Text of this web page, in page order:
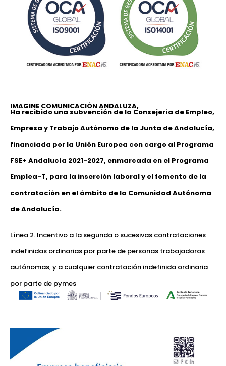
IMAGINE COMUNICACIÓN ANDALUZA,
Ha recibido una subvención de la Consejería de Empleo,
Empresa y Trabajo Autónomo de la Junta de Andalucía,
financiada por la Unión Europea con cargo al Programa
FSE+ Andalucía 2021-2027, enmarcada en el Programa
Emplea-T, para la inserción laboral y el fomento de la
contratación en el ámbito de la Comunidad Autónoma
de Andalucía.
Línea 2. Incentivo a la segunda o sucesivas contrataciones
indefinidas ordinarias por parte de personas trabajadoras
autónomas, y a cualquier contratación indefinida ordinaria
por parte de pymes